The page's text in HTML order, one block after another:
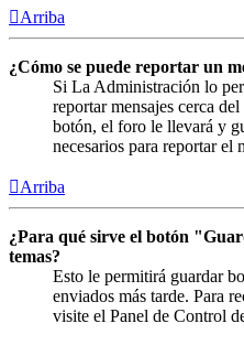
Arriba
¿Cómo se puede reportar un
Si La Administración lo
reportar mensajes cerca
botón, el foro le llevará y
necesarios para reportar el
Arriba
¿Para qué sirve el botón
temas?
Esto le permitirá guardar
enviados más tarde. Para
visite el Panel de Control